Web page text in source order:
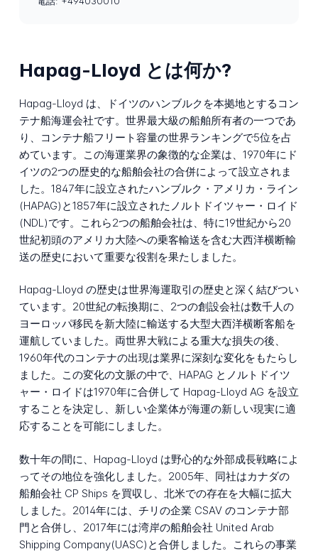
Hapag-Lloyd とは何か?
Hapag-Lloyd は、ドイツのハンブルクを本拠地とするコン
テナ船海運会社です。世界最大級の船舶所有者の一つであ
り、コンテナ船フリート容量の世界ランキングで5位を占
めています。この海運業界の象徴的な企業は、1970年にド
イツの2つの歴史的な船舶会社の合併によって設立されま
した。1847年に設立されたハンブルク・アメリカ・ライン
(HAPAG)と1857年に設立されたノルトドイツャー・ロイド
(NDL)です。これら2つの船舶会社は、特に19世紀から20
世紀初頭のアメリカ大陸への乗客輸送を含む大西洋横断輸
送の歴史において重要な役割を果たしました。
Hapag-Lloyd の歴史は世界海運取引の歴史と深く結びつい
ています。20世紀の転換期に、2つの創設会社は数千人の
ヨーロッパ移民を新大陸に輸送する大型大西洋横断客船を
運航していました。両世界大戦による重大な損失の後、
1960年代のコンテナの出現は業界に深刻な変化をもたらし
ました。この変化の文脈の中で、HAPAG とノルトドイツ
ャー・ロイドは1970年に合併して Hapag-Lloyd AG を設立
することを決定し、新しい企業体が海運の新しい現実に適
応することを可能にしました。
数十年の間に、Hapag-Lloyd は野心的な外部成長戦略によ
ってその地位を強化しました。2005年、同社はカナダの
船舶会社 CP Ships を買収し、北米での存在を大幅に拡大
しました。2014年には、チリの企業 CSAV のコンテナ部
門と合併し、2017年には湾岸の船舶会社 United Arab
Shipping Company(UASC)と合併しました。これらの事業